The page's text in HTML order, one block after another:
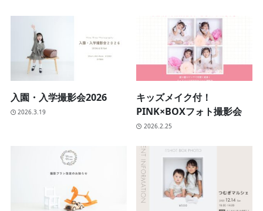
入園・入学撮影会2026
2026.3.19
キッズメイク付！
PINK×BOXフォト撮影会
2026.2.25